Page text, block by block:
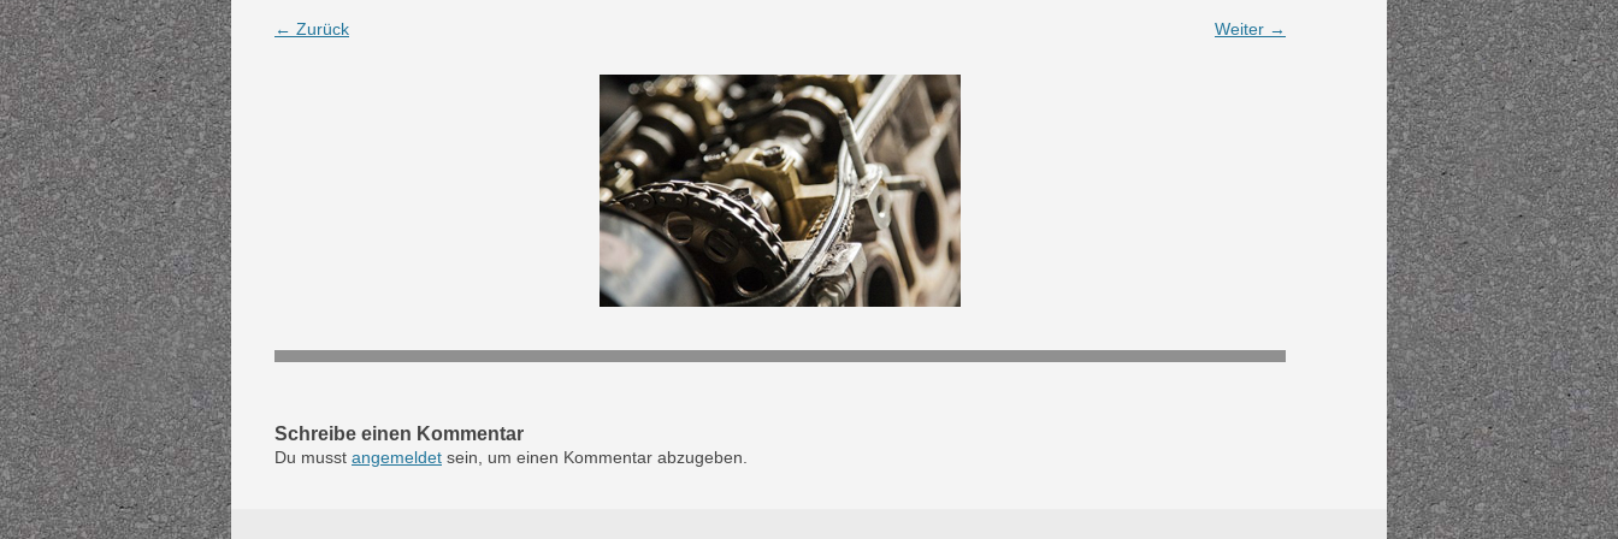
← Zurück Weiter →
Schreibe einen Kommentar
Du musst angemeldet sein, um einen Kommentar abzugeben.